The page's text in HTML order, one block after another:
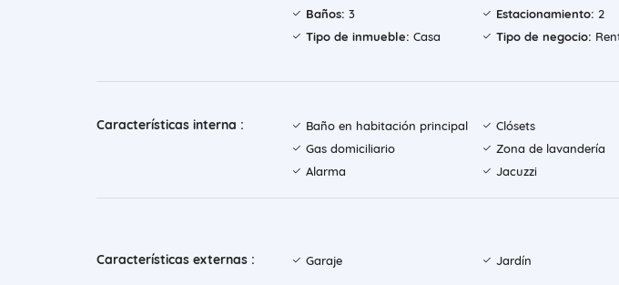
Baños: 3 Estacionamiento: 2
Tipo de inmueble: Casa Tipo de negocio:
Características interna : Baño en habitación principal Clósets
Gas domiciliario
Zona de lavandería
Alarma
Jacuzzi
Características externas : Garaje Jardín